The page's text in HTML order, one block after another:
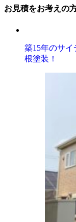
お見積をお考えの
築15年のサ
根塗装！